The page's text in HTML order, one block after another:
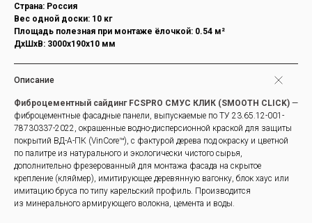
Страна: Россия
Вес одной доски: 10 кг
Площадь полезная при монтаже ёлочкой: 0.54 м²
ДxШxВ: 3000x190x10 мм
Описание
Фиброцементный сайдинг FCSPRO СМУС КЛИК (SMOOTH CLICK) —
фиброцементные фасадные панели, выпускаемые по ТУ 23.65.12-001-
78730337-2022, окрашенные водно-дисперсионной краской для защиты
покрытий ВД-А-ПК (VinCore™), с фактурой дерева под окраску и цветной
по палитре из натурального и экологически чистого сырья,
дополнительно фрезерованный для монтажа фасада на скрытое
крепление (кляймер), имитирующее деревянную вагонку, блок хаус или
имитацию бруса по типу карельский профиль. Производится
из минерального армирующего волокна, цемента и воды.